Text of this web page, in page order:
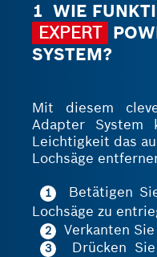
1 WIE
EXPERT
SYSTEM?
Mit diesem
Adapter System
Leichtigkeit das
Lochsäge
1
Betätigen
Lochsäge zu
2 Verkanten
3
Drücken